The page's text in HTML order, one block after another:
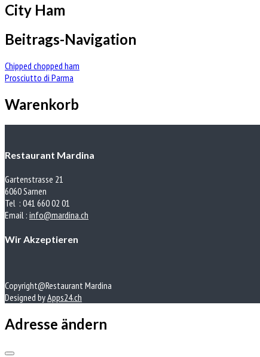
City Ham
Beitrags-Navigation
Chipped chopped ham
Prosciutto di Parma
Warenkorb
Restaurant Mardina
Gartenstrasse 21
6060 Sarnen
Tel : 041 660 02 01
Email : info@mardina.ch
Wir Akzeptieren
Copyright@Restaurant Mardina
Designed byApps24.ch
Adresse ändern